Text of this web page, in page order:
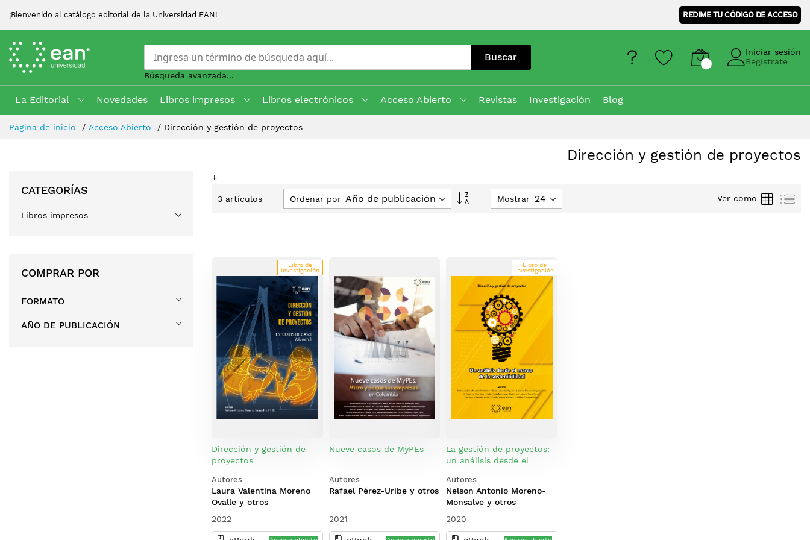
¡Bienvenido al catálogo editorial de la Universidad EAN! REDIME TU CÓDIGO DE ACCESO
Buscar
Búsqueda avanzada...
Iniciar sesión
Regístrate
La Editorial Novedades Libros impresos Libros electrónicos Acceso Abierto Revistas Investigación
Blog
Skip
Página de inicio Acceso Abierto Dirección y gestión de proyectos
Dirección y gestión de proyectos
+
3 artículos Ordenar por
Dirección
Mostrar Ver como Parrilla
Libro de
investigación
Dirección y gestión de
proyectos
Autores
Laura Valentina Moreno
Ovalle y otros
2022
Nueve casos de MyPEs
Autores
Rafael Pérez-Uribe y otros
2021
Libro de
investigación
La gestión de proyectos:
un análisis desde el
sostenibilidad
Autores
Nelson Antonio Moreno-
Monsalve y otros
2020
CATEGORÍAS
Libros impresos
COMPRAR POR
FORMATO
AÑO DE PUBLICACIÓN